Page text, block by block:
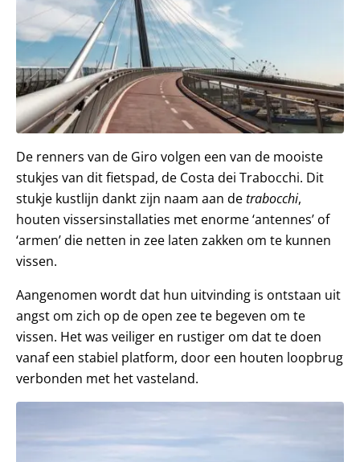
De renners van de Giro volgen een van de mooiste
stukjes van dit fietspad, de Costa dei Trabocchi. Dit
stukje kustlijn dankt zijn naam aan detrabocchi,
houten vissersinstallaties met enorme ‘antennes’ of
‘armen’ die netten in zee laten zakken om te kunnen
vissen.
Aangenomen wordt dat hun uitvinding is ontstaan uit
angst om zich op de open zee te begeven om te
vissen. Het was veiliger en rustiger om dat te doen
vanaf een stabiel platform, door een houten loopbrug
verbonden met het vasteland.